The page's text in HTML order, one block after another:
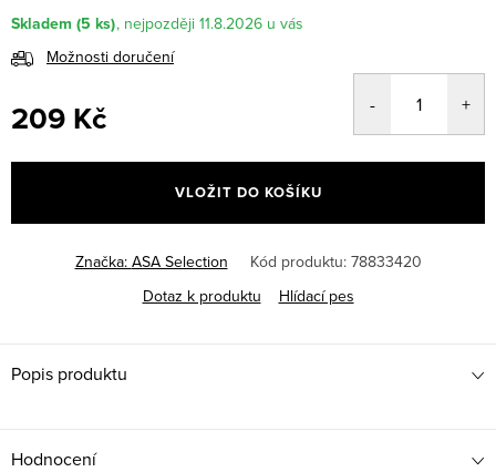
Skladem (5 ks)
11.8.2026
Možnosti doručení
209 Kč
cena:
VLOŽIT DO KOŠÍKU
Značka: ASA Selection Kód produktu: 78833420
Dotaz k produktu
Hlídací pes
Popis produktu
Hodnocení